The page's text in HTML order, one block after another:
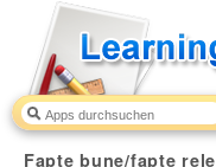
Fapte bune/fapte rele